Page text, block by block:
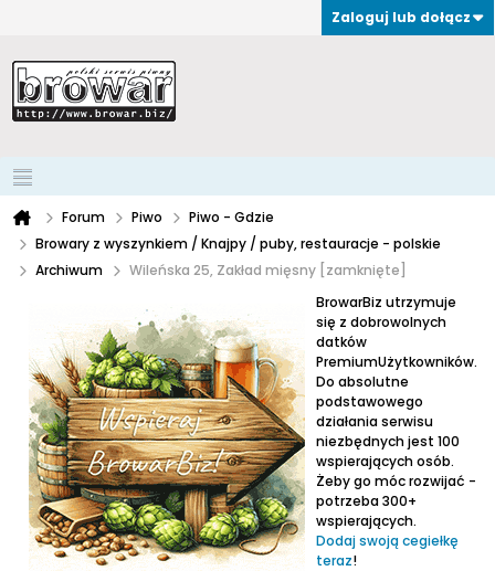
Zaloguj lub dołącz
Forum Piwo
Piwo - Gdzie
Browary z wyszynkiem / Knajpy / puby, restauracje - polskie
Archiwum
Wileńska 25, Zakład mięsny [zamknięte]
BrowarBiz utrzymuje
się z dobrowolnych
datków
PremiumUżytkowników.
Do absolutne
podstawowego
działania serwisu
niezbędnych jest 100
wspierających osób.
Żeby go móc rozwijać -
potrzeba 300+
wspierających.
Dodaj swoją cegiełkę
teraz!